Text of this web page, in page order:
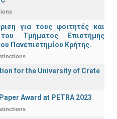
για τους φοιτητές και
Τμήματος Επιστήμης
Πανεπιστημίου Κρήτης.
for the University of Crete
Award at PETRA 2023